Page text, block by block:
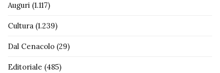
Auguri (1.117)
Cultura (1.239)
Dal Cenacolo (29)
Editoriale (485)